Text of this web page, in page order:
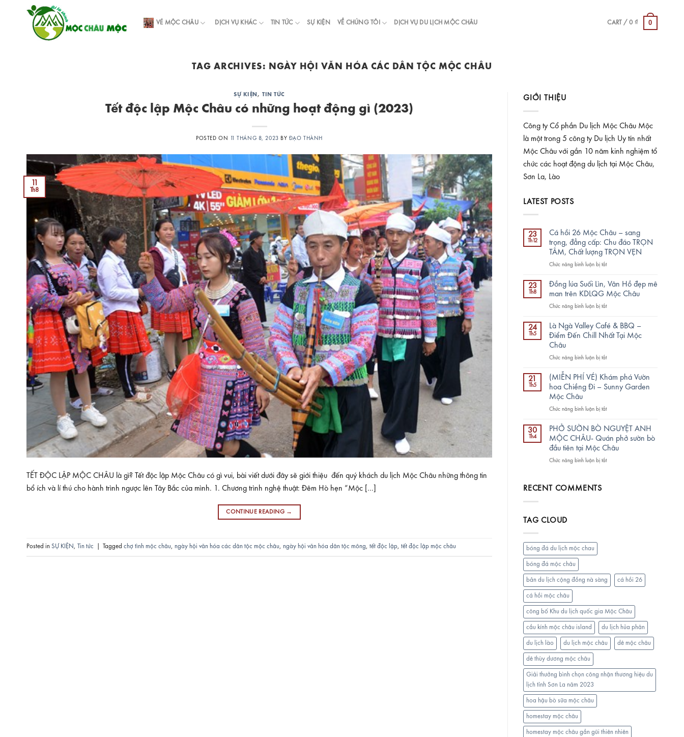
VÉ MỘC CHÂU DỊCH VỤ KHÁC TIN TỨC SỰ KIỆN VỀ CHÚNG TÔI DỊCH VỤ DU LỊCH MỘC CHÂU CART /0 ₫ 0
TAG ARCHIVES: NGÀY HỘI VĂN HÓA CÁC DÂN TỘC MỘC CHÂU
SỰ KIỆN ,TIN TỨC
Tết độc lập Mộc Châu có những hoạt động gì (2023)
POSTED ON 11 THÁNG 8, 2023 BY ĐẠO THÀNH
11
Th8
TẾT ĐỘC LẬP MỘC CHÂU là gì? Tết độc lập Mộc Châu có gì vui, bài viết dưới đây sẽ giới thiệu đến quý khách du lịch Mộc Châu những thông tin
bổ ích và lí thú cho hành trình ngược lên Tây Bắc của mình. 1. Chương trình nghệ thuật: Đêm Hò hẹn “Mộc […]
CONTINUE READING →
Posted in SỰ KIỆN , Tin tức Tagged chợ tình mộc châu, ngày hội văn hóa các dân tộc mộc châu, ngày hội văn hóa dân tộc mông, tết độc lập, tết độc lập mộc châu
GIỚI THIỆU
Công ty Cổ phần Du lịch Mộc Châu Mộc
là một trong 5 công ty Du lịch Uy tín nhất
Mộc Châu với gần 10 năm kinh nghiệm tổ
chức các hoạt động du lịch tại Mộc Châu,
Sơn La, Lào
LATEST POSTS
23
Th12
Cá hồi 26 Mộc Châu – sang
trọng, đẳng cấp: Chu đáo TRỌN
TÂM, Chất lượng TRỌN VẸN
Chức năng bình luận bị tắtở
hồi
26
Mộc
Châu
sang
trọng,
Chu
TRỌN
TÂM,
TRỌN
23
Th8
Đồng lúa Suối Lìn, Vân Hồ đẹp mê
man trên KDLQG Mộc Châu
Chức năng bình luận bị tắtở
lúa
Suối
Hồ
mê
man
Mộc
24
Th5
Là Ngà Valley Café & BBQ –
Điểm Đến Chill Nhất Tại Mộc
Châu
Chức năng bình luận bị tắtở
Ngà
Valley
BBQ
Điểm
Đến
Chill
Tại
21
Th5
(MIỄN PHÍ VÉ) Khám phá Vườn
hoa Chiềng Đi – Sunny Garden
Mộc Châu
Chức năng bình luận bị tắtở
PHÍ
VÉ)
Khám
phá
Vườn
30
Th4
PHỞ SƯỜN BÒ NGUYỆT ANH
MỘC CHÂU- Quán phở sườn bò
đầu tiên tại Mộc Châu
Chức năng bình luận bị tắtở
tiên
tại
RECENT COMMENTS
TAG CLOUD
bóng đá du lịch mộc chau
bóng đá mộc châu
bản du lịch cộng đồng nà sàng cá hồi 26
cá hồi mộc châu
công bố Khu du lịch quốc gia Mộc Châu
cầu kính mộc châu island du lịch hủa phăn
du lịch lào du lịch mộc châu dê mộc châu
dê thùy dương mộc châu
Giải thưởng bình chọn công nhận thương hiệu du
lịch tỉnh Sơn La năm 2023
hoa hậu bò sữa mộc châu
homestay mộc châu
homestay mộc châu gần gũi thiên nhiên